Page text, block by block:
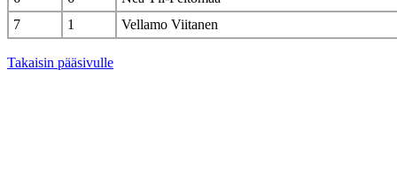
7
1 Vellamo Viitanen
Takaisin pääsivulle